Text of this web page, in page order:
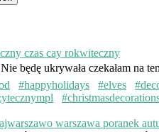
Nie będę ukrywała czekałam na
#happyholidays #elves